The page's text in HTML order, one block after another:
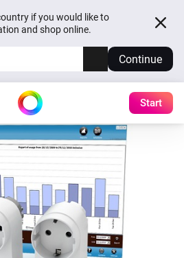
if you would like to
and shop online.
Continue
Start